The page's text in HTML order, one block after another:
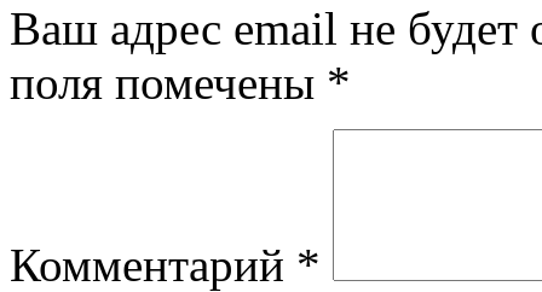
Ваш адрес email не будет
поля помечены *
Комментарий *